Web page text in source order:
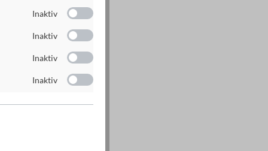
Inaktiv
Inaktiv
Inaktiv
Inaktiv